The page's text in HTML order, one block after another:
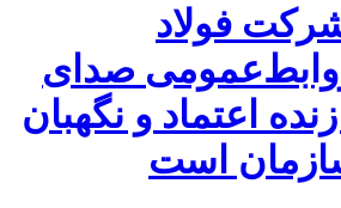
فولاد
صدای
اعتماد و نگهبان
است